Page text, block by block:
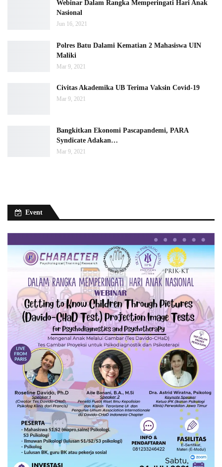
Webinar Dalam Rangka Memperingati Hari Anak
Nasional
Jun 16, 2021
Polres Batu Dalami Kematian 2 Mahasiswa UIN
Maliki
Mar 9, 2021
Civitas Akademika UB Terima Vaksin Covid-19
Mar 9, 2021
Bangkitkan Ekonomi Pascapandemi, PARA
Syndicate Adakan…
Mar 9, 2021
Event